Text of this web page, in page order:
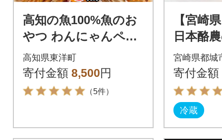
高知の魚100%魚のお
やつ わんにゃんペッ
トフード ミニサイズ
5種アソート 犬用猫用
おやつ
高知県東洋町
寄付金額 8,500円
（5件）
【宮崎
日本酪
品バラ
宮崎県都城
寄付金額
冷蔵